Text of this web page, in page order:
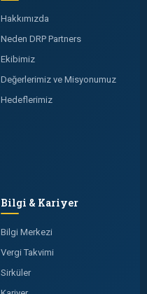
Hakkımızda
Neden DRP Partners
Ekibimiz
Değerlerimiz ve Misyonumuz
Hedeflerimiz
Bilgi & Kariyer
Bilgi Merkezi
Vergi Takvimi
Sirküler